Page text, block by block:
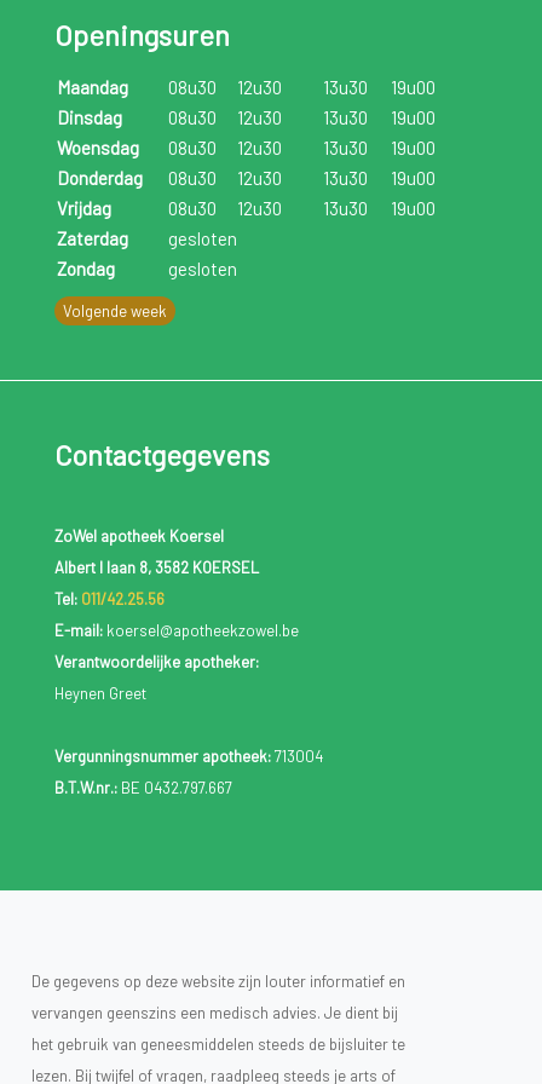
zitten en de bloedtoevoer naar hart, hersenen of longen
of longembolie
Een andere complicatie is dat elk soort aderontsteking
geïnfecteerd kan raken door bacteriën. Een
bacteriële
infectiegaat meestal gepaard met kloppende pijn, roodheid
en zwelling door etter.
Ook is het mogelijk een
Openingsuren
Maandag 08u30 12u30 13u30
19u00
Dinsdag
08u30 12u30 13u30
19u00
Woensdag
08u30 12u30 13u30
19u00
Donderdag
08u30 12u30 13u30
19u00
Vrijdag
08u30 12u30 13u30
19u00
Zaterdag
gesloten
Zondag
gesloten
Volgende week
Contactgegevens
ZoWel apotheek Koersel
Albert I laan 8, 3582 KOERSEL
Tel: 011/42.25.56
E-mail: koersel@apotheekzowel.be
Verantwoordelijke apotheker:
Heynen Greet
Vergunningsnummer apotheek:713004
B.T.W.nr.:BE 0432.797.667
De gegevens op deze website zijn louter informatief en
vervangen geenszins een medisch advies. Je dient bij
het gebruik van geneesmiddelen steeds de bijsluiter te
lezen. Bij twijfel of vragen, raadpleeg steeds je arts of